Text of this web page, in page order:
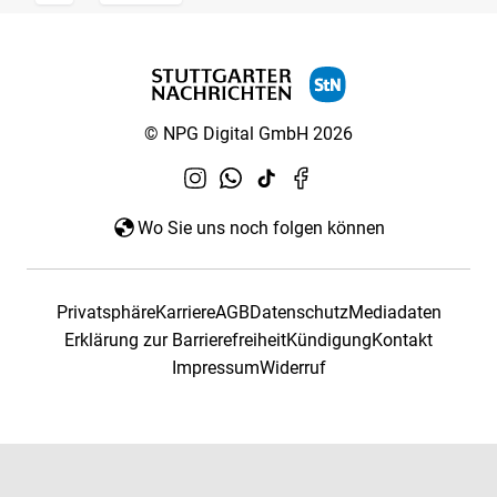
© NPG Digital GmbH 2026
Wo Sie uns noch folgen können
PrivatsphäreKarriereAGBDatenschutzMediadaten
Erklärung zur BarrierefreiheitKündigungKontakt
ImpressumWiderruf